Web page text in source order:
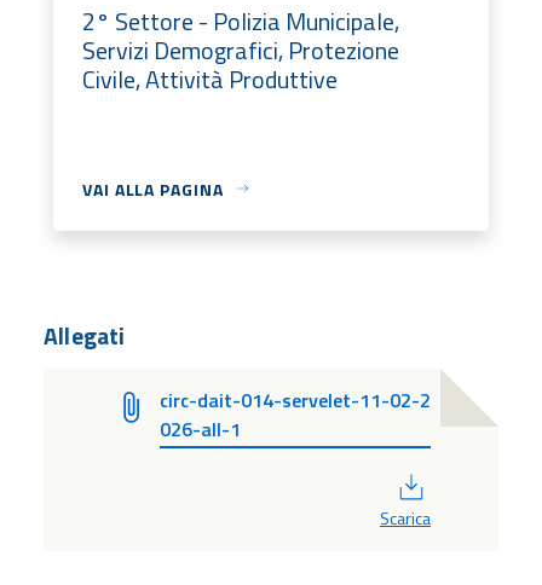
2° Settore - Polizia Municipale,
Servizi Demografici, Protezione
Civile, Attività Produttive
VAI ALLA PAGINA
Allegati
circ-dait-014-servelet-11-02-2
026-all-1
Scarica